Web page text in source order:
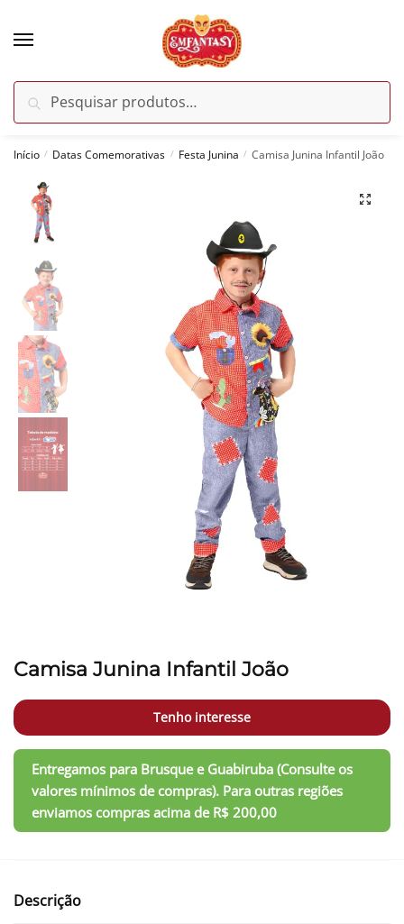
por:
Pesquisar
Início / Datas Comemorativas / Festa Junina / Camisa Junina Infantil João
Camisa Junina Infantil João
Tenho interesse
Descrição